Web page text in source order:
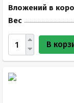
Вложений в
Вес
В